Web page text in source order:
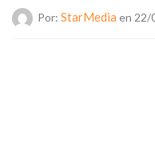
Por: StarMedia en 22/